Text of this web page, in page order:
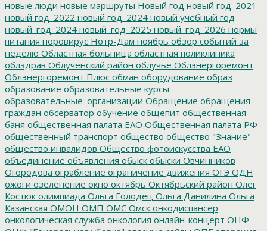
новые люди новые маршруты Новый год новый год_2021
новый год_2022 новый год_2024 новый учебный год
новый_год_2024 новый_год_2025 новый_год_2026 нормы
питания норовирус Нотр-Дам ноябрь обзор событий за
неделю Областная больница областная поликлиника
облздрав Облученский район облучье Облэнергоремонт
Облэнергоремонт Плюс обман оборудование образ
образование образовательные курсы
образовательные_организации Обращение обращения
граждан обсерватор обучение общепит общественная
баня общественная палата ЕАО Общественная палата РФ
общественный транспорт общество общество "Знание"
общество инвалидов Общество фотоискусства ЕАО
объединение объявления обыск обыски Овчинников
Огородова ограбление ограничение движения ОГЭ ОДН
ожоги озеленение окно октябрь Октябрьский район Олег
Костюк олимпиада Ольга Голодец Ольга Данилина Ольга
Казанская ОМОН ОМП ОМС Омск онкодиспансер
онкологическая служба онкология онлайн-концерт ОНФ